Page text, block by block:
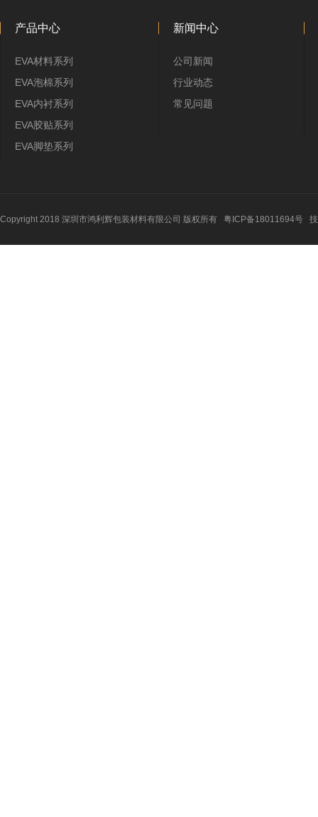
产品中心
EVA材料系列
EVA泡棉系列
EVA内衬系列
EVA胶贴系列
EVA脚垫系列
新闻中心
公司新闻
行业动态
常见问题
Copyright 2018 深圳市鸿利辉包装材料有限公司 版权所有 粤ICP备18011694号